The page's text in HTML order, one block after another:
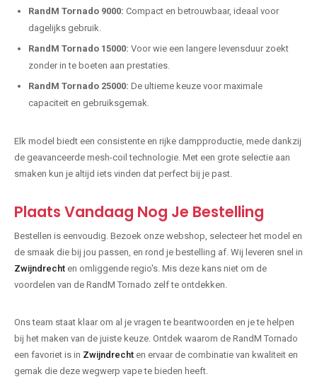
RandM Tornado 9000: Compact en betrouwbaar, ideaal voor
dagelijks gebruik.
RandM Tornado 15000: Voor wie een langere levensduur zoekt
zonder in te boeten aan prestaties.
RandM Tornado 25000: De ultieme keuze voor maximale
capaciteit en gebruiksgemak.
Elk model biedt een consistente en rijke dampproductie, mede dankzij
de geavanceerde mesh-coil technologie. Met een grote selectie aan
smaken kun je altijd iets vinden dat perfect bij je past.
Plaats Vandaag Nog Je Bestelling
Bestellen is eenvoudig. Bezoek onze webshop, selecteer het model en
de smaak die bij jou passen, en rond je bestelling af. Wij leveren snel in
Zwijndrecht en omliggende regio's. Mis deze kans niet om de
voordelen van de RandM Tornado zelf te ontdekken.
Ons team staat klaar om al je vragen te beantwoorden en je te helpen
bij het maken van de juiste keuze. Ontdek waarom de RandM Tornado
een favoriet is in Zwijndrecht en ervaar de combinatie van kwaliteit en
gemak die deze wegwerp vape te bieden heeft.